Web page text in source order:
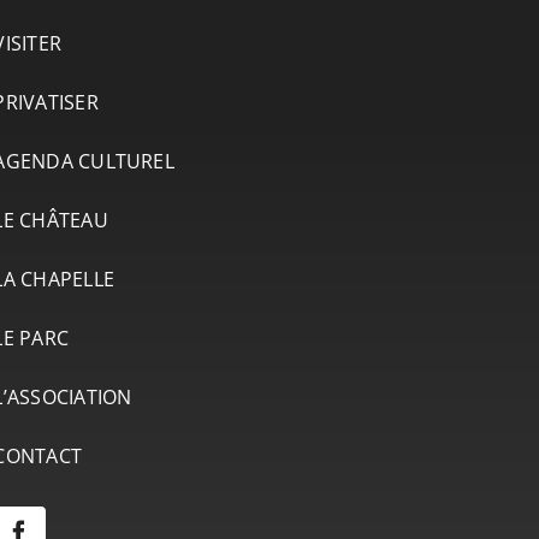
CULTUREL
CHÂTEAU
CHAPELLE
PARC